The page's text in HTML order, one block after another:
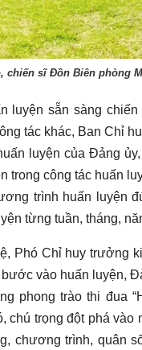
chiến sĩ Đồn Biên phòng
luyện sẵn sàng
tác khác, Ban Chỉ
luyện của Đảng
trong công tác huấn
trình huấn luyện
từng tuần, tháng,
Phó Chỉ huy trưởng
vào huấn luyện,
phong trào thi đua
chú trọng đột phá
chương trình, quân